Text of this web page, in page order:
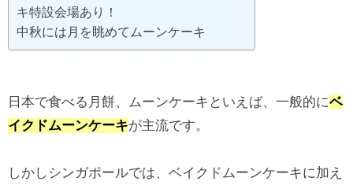
キ特設会場あり！
中秋には月を眺めてムーンケーキ
日本で食べる月餅、ムーンケーキといえば、一般的にベ
イクドムーンケーキが主流です。
しかしシンガポールでは、ベイクドムーンケーキに加え